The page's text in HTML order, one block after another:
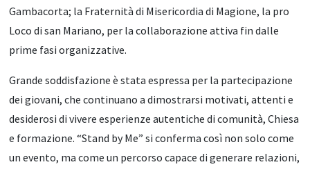
Gambacorta; la Fraternità di Misericordia di Magione, la pro
Loco di san Mariano, per la collaborazione attiva fin dalle
prime fasi organizzative.
Grande soddisfazione è stata espressa per la partecipazione
dei giovani, che continuano a dimostrarsi motivati, attenti e
desiderosi di vivere esperienze autentiche di comunità, Chiesa
e formazione. “Stand by Me” si conferma così non solo come
un evento, ma come un percorso capace di generare relazioni,